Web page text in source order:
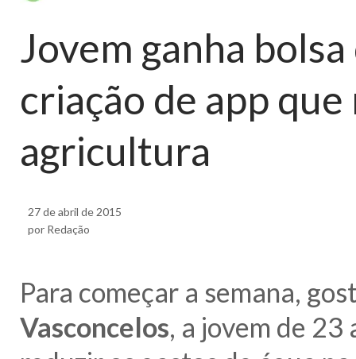
Jovem ganha
criação de app
agricultura
27 de abril de 2015
por Redação
Para começar a semana,
Vasconcelos, a jovem de